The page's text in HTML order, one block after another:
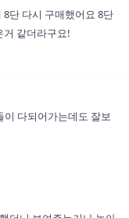
단 다시 구매했어요 8단
거 같더라구요!
다되어가는데도 잘보